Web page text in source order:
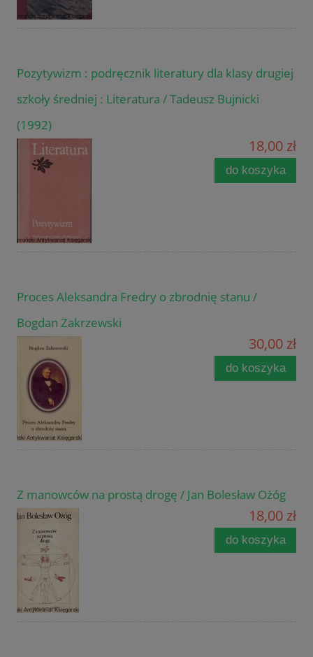
Pozytywizm : podręcznik literatury dla klasy drugiej
szkoły średniej : Literatura / Tadeusz Bujnicki
(1992)
18,00 zł
do koszyka
Proces Aleksandra Fredry o zbrodnię stanu /
Bogdan Zakrzewski
30,00 zł
do koszyka
Z manowców na prostą drogę / Jan Bolesław Ożóg
18,00 zł
do koszyka